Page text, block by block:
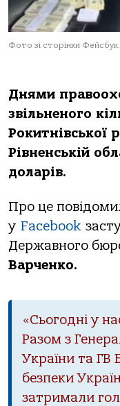
Фото зі сторінки
Днями
звільненого
Рокитнівської
Рівненській
доларів.
Про це
у Facebook
Державного
Варченко.
«Сьогодні у
Разом з
України та
безпеки
затримали